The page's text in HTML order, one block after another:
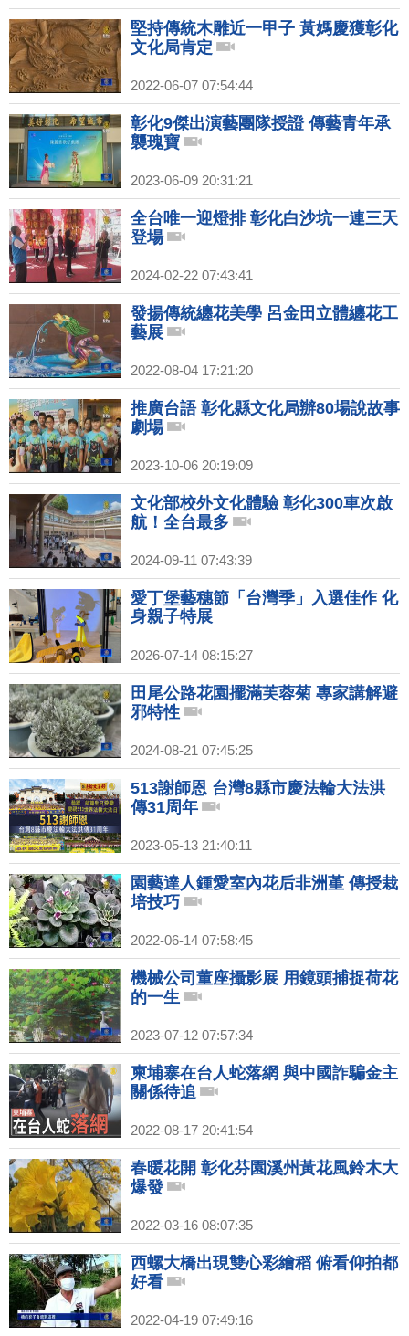
堅持傳統木雕近一甲子 黃媽慶獲彰化
文化局肯定
2022-06-07 07:54:44
彰化9傑出演藝團隊授證 傳藝青年承
襲瑰寶
2023-06-09 20:31:21
全台唯一迎燈排 彰化白沙坑一連三天
登場
2024-02-22 07:43:41
發揚傳統纏花美學 呂金田立體纏花工
藝展
2022-08-04 17:21:20
推廣台語 彰化縣文化局辦80場說故事
劇場
2023-10-06 20:19:09
文化部校外文化體驗 彰化300車次啟
航！全台最多
2024-09-11 07:43:39
愛丁堡藝穗節「台灣季」入選佳作 化
身親子特展
2026-07-14 08:15:27
田尾公路花園擺滿芙蓉菊 專家講解避
邪特性
2024-08-21 07:45:25
513謝師恩 台灣8縣市慶法輪大法洪
傳31周年
2023-05-13 21:40:11
園藝達人鍾愛室內花后非洲堇 傳授栽
培技巧
2022-06-14 07:58:45
機械公司董座攝影展 用鏡頭捕捉荷花
的一生
2023-07-12 07:57:34
柬埔寨在台人蛇落網 與中國詐騙金主
關係待追
2022-08-17 20:41:54
春暖花開 彰化芬園溪州黃花風鈴木大
爆發
2022-03-16 08:07:35
西螺大橋出現雙心彩繪稻 俯看仰拍都
好看
2022-04-19 07:49:16